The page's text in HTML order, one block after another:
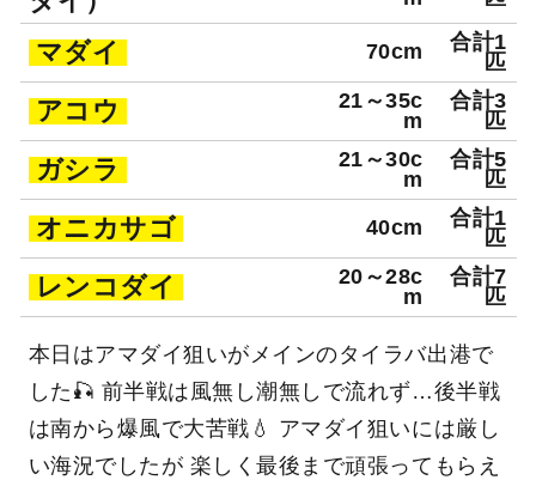
マダイ 70cm
合計1
匹
アコウ
21～35c
m
合計3
匹
ガシラ
21～30c
m
合計5
匹
オニカサゴ 40cm
合計1
匹
レンコダイ
20～28c
m
合計7
匹
本日はアマダイ狙いがメインのタイラバ出港で
した🎣 前半戦は風無し潮無しで流れず…後半戦
は南から爆風で大苦戦💧 アマダイ狙いには厳し
い海況でしたが 楽しく最後まで頑張ってもらえ